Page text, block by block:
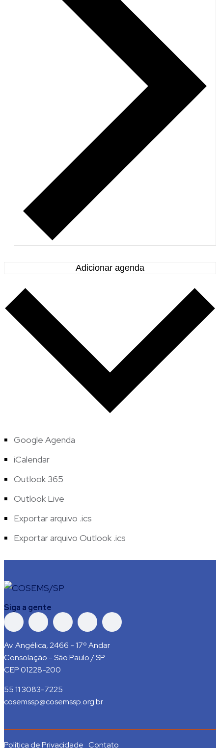
Adicionar agenda
Google Agenda
iCalendar
Outlook 365
Outlook Live
Exportar arquivo .ics
Exportar arquivo Outlook .ics
Siga a gente
Av. Angélica, 2466 - 17º Andar
Consolação - São Paulo / SP
CEP 01228-200
55 11 3083-7225
cosemssp@cosemssp.org.br
Política de Privacidade Contato